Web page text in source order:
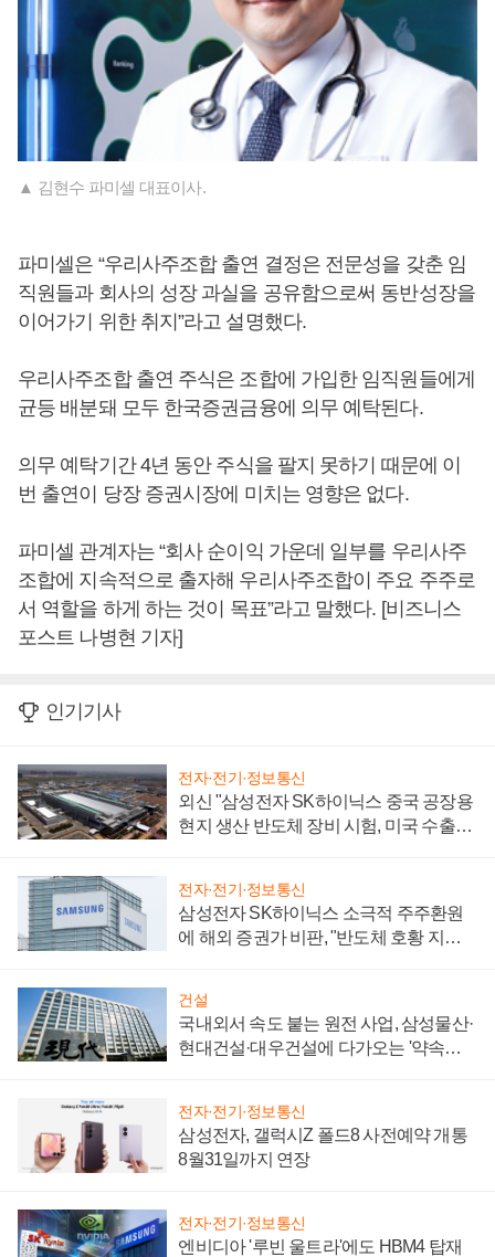
▲ 김현수 파미셀 대표이사.
파미셀은 “우리사주조합 출연 결정은 전문성을 갖춘 임
직원들과 회사의 성장 과실을 공유함으로써 동반성장을
이어가기 위한 취지”라고 설명했다.
우리사주조합 출연 주식은 조합에 가입한 임직원들에게
균등 배분돼 모두 한국증권금융에 의무 예탁된다.
의무 예탁기간 4년 동안 주식을 팔지 못하기 때문에 이
번 출연이 당장 증권시장에 미치는 영향은 없다.
파미셀 관계자는 “회사 순이익 가운데 일부를 우리사주
조합에 지속적으로 출자해 우리사주조합이 주요 주주로
서 역할을 하게 하는 것이 목표”라고 말했다. [비즈니스
포스트 나병현 기자]
인기기사
전자·전기·정보통신
외신 "삼성전자 SK하이닉스 중국 공장용
현지 생산 반도체 장비 시험, 미국 수출통
전자·전기·정보통신
삼성전자 SK하이닉스 소극적 주주환원
에 해외 증권가 비판, "반도체 호황 지속
건설
국내외서 속도 붙는 원전 사업, 삼성물산·
현대건설·대우건설에 다가오는 '약속의
전자·전기·정보통신
삼성전자, 갤럭시Z 폴드8 사전예약 개통
8월31일까지 연장
전자·전기·정보통신
엔비디아 '루빈 울트라'에도 HBM4 탑재